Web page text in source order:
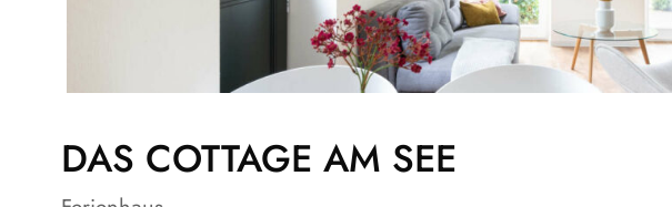
DAS COTTAGE AM SEE